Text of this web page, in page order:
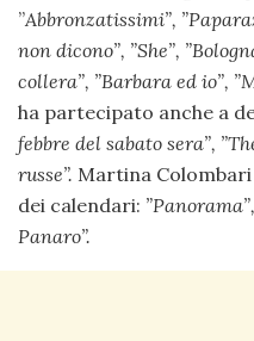
”Abbronzatissimi”, ”
non dicono”, ”She”, ”
collera”, ”Barbara ed io”, ”
ha partecipato anche a
febbre del sabato sera”, ”
russe”. Martina
dei calendari:
Panaro”.